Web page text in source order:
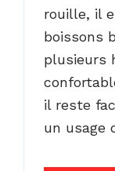
rouille, il
boissons
plusieurs
il reste
un usage